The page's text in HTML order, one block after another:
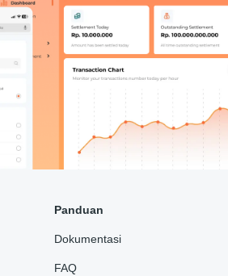
Panduan
Dokumentasi
FAQ